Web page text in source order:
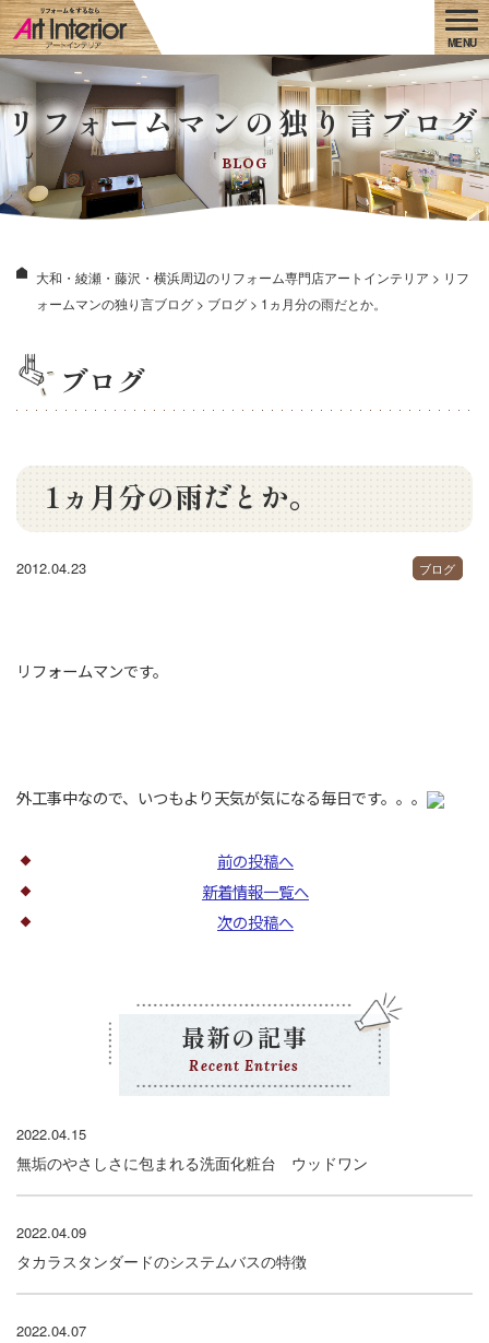
リフォームマンの独り言ブログ
BLOG
大和・綾瀬・藤沢・横浜周辺のリフォーム専門店アートインテリア > リフ
ォームマンの独り言ブログ > ブログ > 1ヵ月分の雨だとか。
ブログ
1ヵ月分の雨だとか。
2012.04.23 ブログ
リフォームマンです。
外工事中なので、いつもより天気が気になる毎日です。。。
前の投稿へ
新着情報一覧へ
次の投稿へ
最新の記事
Recent Entries
2022.04.15
無垢のやさしさに包まれる洗面化粧台 ウッドワン
2022.04.09
タカラスタンダードのシステムバスの特徴
2022.04.07